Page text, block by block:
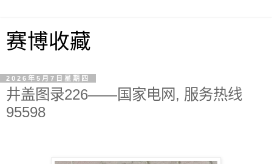
赛博收藏
2026年5月7日星期四
井盖图录226——国家电网, 服务热线
95598